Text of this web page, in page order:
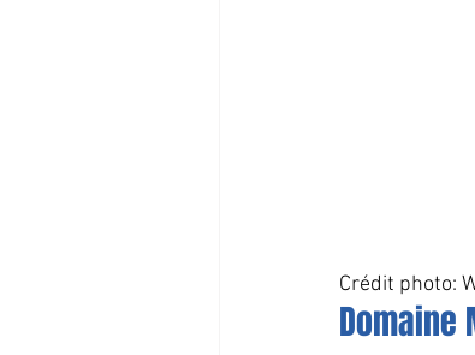
Crédit photo:
Domaine